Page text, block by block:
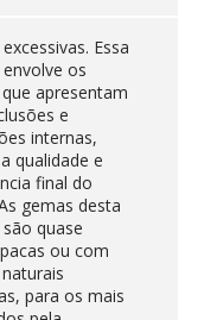
Essa
os
apresentam
e
internas,
qualidade e
final do
gemas desta
quase
ou com
para os mais